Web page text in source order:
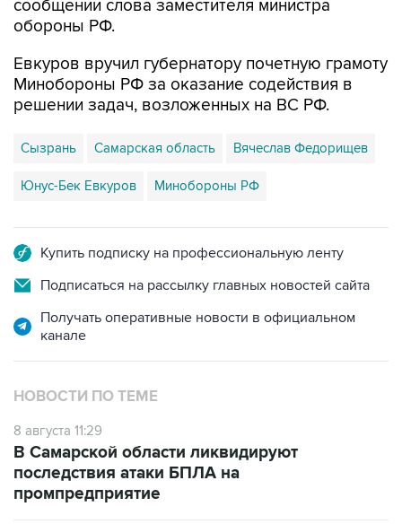
Евкуров вручил губернатору почетную грамоту
решении задач, возложенных на ВС РФ.
Сызрань Самарская область Вячеслав Федорищев
Юнус-Бек Евкуров Минобороны РФ
Подписаться на рассылку главных новостей сайта
Получать оперативные новости в официальном
НОВОСТИ ПО ТЕМЕ
8 августа 11:29
последствия атаки БПЛА на
промпредприятие
8 августа 06:42